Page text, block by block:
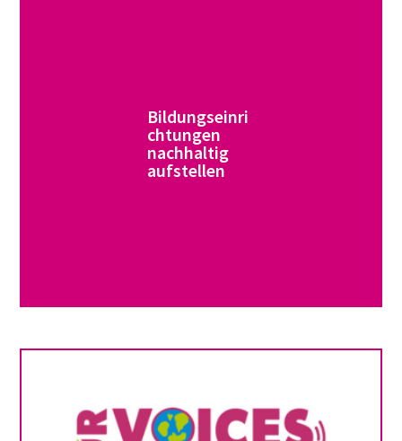
Bildungseinri
chtungen
nachhaltig
aufstellen